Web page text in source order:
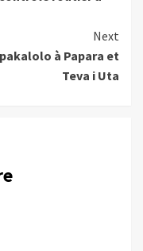
Next
à Papara et
Teva i Uta